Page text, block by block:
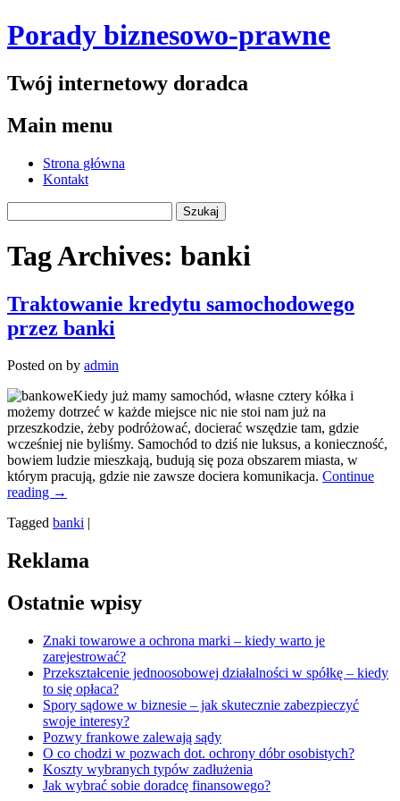
Porady biznesowo-prawne
Twój internetowy doradca
Main menu
Skip
Strona główna
Kontakt
Tag Archives: banki
Traktowanie kredytu samochodowego
przez banki
Posted on by admin
Kiedy już mamy samochód, własne cztery kółka i
możemy dotrzeć w każde miejsce nic nie stoi nam już na
przeszkodzie, żeby podróżować, docierać wszędzie tam, gdzie
wcześniej nie byliśmy. Samochód to dziś nie luksus, a konieczność,
bowiem ludzie mieszkają, budują się poza obszarem miasta, w
którym pracują, gdzie nie zawsze dociera komunikacja. Continue
reading →
Tagged banki
Reklama
Ostatnie wpisy
Znaki towarowe a ochrona marki – kiedy warto je
zarejestrować?
Przekształcenie jednoosobowej działalności w spółkę – kiedy
to się opłaca?
Spory sądowe w biznesie – jak skutecznie zabezpieczyć
swoje interesy?
Pozwy frankowe zalewają sądy
O co chodzi w pozwach dot. ochrony dóbr osobistych?
Koszty wybranych typów zadłużenia
Jak wybrać sobie doradcę finansowego?